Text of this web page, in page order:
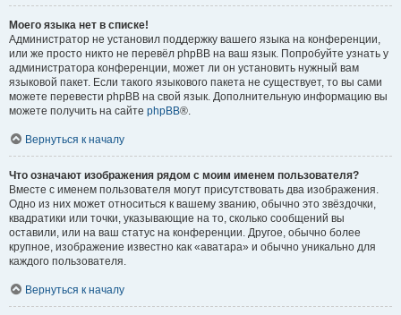
Моего языка нет в списке!
Администратор не установил поддержку вашего языка на конференции,
или же просто никто не перевёл phpBB на ваш язык. Попробуйте узнать у
администратора конференции, может ли он установить нужный вам
языковой пакет. Если такого языкового пакета не существует, то вы сами
можете перевести phpBB на свой язык. Дополнительную информацию вы
можете получить на сайте phpBB®.
Вернуться к началу
Что означают изображения рядом с моим именем пользователя?
Вместе с именем пользователя могут присутствовать два изображения.
Одно из них может относиться к вашему званию, обычно это звёздочки,
квадратики или точки, указывающие на то, сколько сообщений вы
оставили, или на ваш статус на конференции. Другое, обычно более
крупное, изображение известно как «аватара» и обычно уникально для
каждого пользователя.
Вернуться к началу